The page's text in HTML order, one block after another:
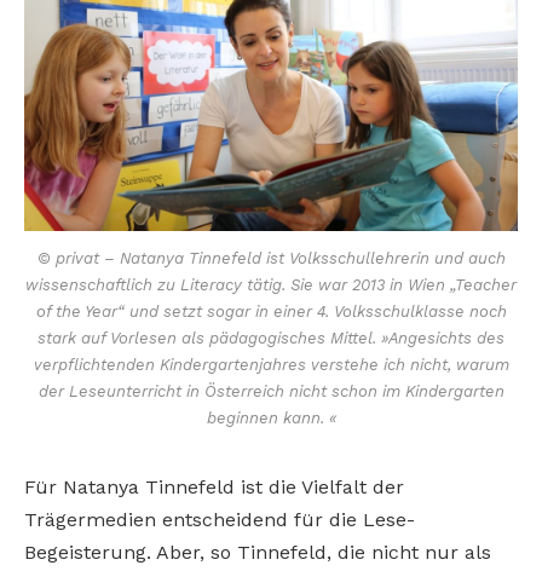
© privat – Natanya Tinnefeld ist Volksschullehrerin und auch
wissenschaftlich zu Literacy tätig. Sie war 2013 in Wien „Teacher
of the Year“ und setzt sogar in einer 4. Volksschulklasse noch
stark auf Vorlesen als pädagogisches Mittel. »Angesichts des
verpflichtenden Kindergartenjahres verstehe ich nicht, warum
der Leseunterricht in Österreich nicht schon im Kindergarten
beginnen kann. «
Für Natanya Tinnefeld ist die Vielfalt der
Trägermedien entscheidend für die Lese-
Begeisterung. Aber, so Tinnefeld, die nicht nur als